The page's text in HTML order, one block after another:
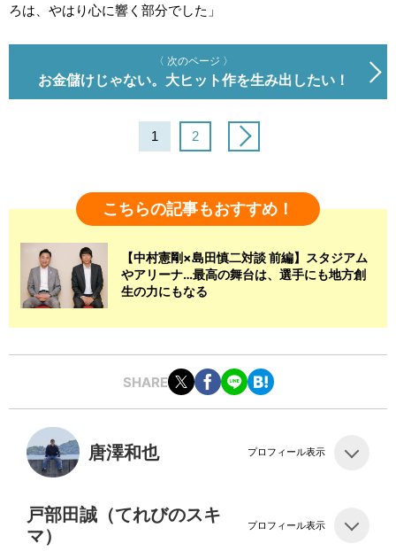
ろは、やはり心に響く部分でした」
〈 次のページ 〉
お金儲けじゃない。大ヒット作を生み出したい！
1 2
こちらの記事もおすすめ！
【中村憲剛×島田慎二対談 前編】スタジアム
やアリーナ…最高の舞台は、選手にも地方創
生の力にもなる
SHARE
唐澤和也 プロフィール表示
戸部田誠（てれびのスキ
マ）
プロフィール表示